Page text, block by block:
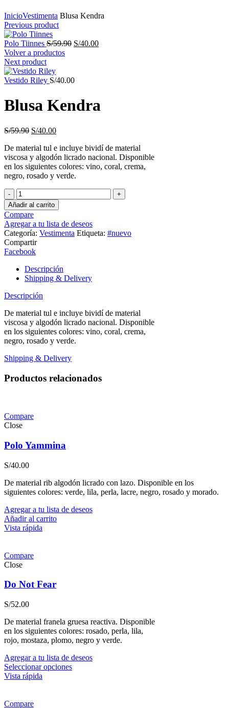
InicioVestimenta Blusa Kendra
Previous product
Polo Tiinnes S/59.90 El
S/59.90.
S/40.00El
Volver a productos
Next product
Vestido Riley S/40.00
Blusa Kendra
S/59.90 El
original
era:
S/59.90.
S/40.00El
actual
es:
S/40.00.
De material tul e incluye bividí de material
viscosa y algodón licrado nacional. Disponible
en los siguientes colores: vino, coral, crema,
negro, rosado y verde.
Blusa
Kendra
cantidad
Añadir al carrito
Compare
Agregar a tu lista de deseos
Categoría: Vestimenta Etiqueta: #nuevo
Compartir
Facebook
Descripción
Shipping & Delivery
Descripción
De material tul e incluye bividí de material
viscosa y algodón licrado nacional. Disponible
en los siguientes colores: vino, coral, crema,
negro, rosado y verde.
Shipping & Delivery
Productos relacionados
Compare
Close
Polo Yammina
S/40.00
De material rib algodón licrado con lazo. Disponible en los
siguientes colores: verde, lila, perla, lacre, negro, rosado y morado.
Agregar a tu lista de deseos
Añadir al carrito
Vista rápida
Compare
Close
Do Not Fear
S/52.00
De material franela gruesa reactiva. Disponible
en los siguientes colores: rosado, perla, lila,
rojo, mostaza, plomo, negro y verde.
Agregar a tu lista de deseos
Seleccionar opciones
Vista rápida
Compare